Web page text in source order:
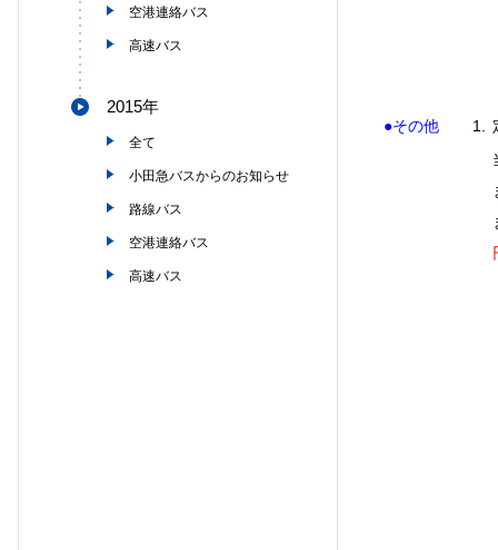
●その他 1.
空港連絡バス
高速バス
2015年
全て
小田急バスからのお知らせ
路線バス
空港連絡バス
高速バス